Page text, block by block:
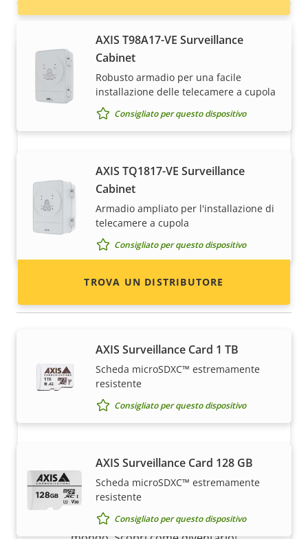
AXIS T98A17-VE Surveillance
Cabinet
Robusto armadio per una facile
installazione delle telecamere a cupola
Consigliato per questo dispositivo
AXIS TQ1817-VE Surveillance
Cabinet
Armadio ampliato per l'installazione di
telecamere a cupola
Consigliato per questo dispositivo
AXIS Surveillance Card 1 TB
Scheda microSDXC™ estremamente
resistente
Consigliato per questo dispositivo
AXIS Surveillance Card 128 GB
Scheda microSDXC™ estremamente
resistente
Consigliato per questo dispositivo
Desideri vendere i dispositivi Axis?
Sei interessato a diventare un rivenditore?
Trova le informazioni di contatto per i
distributori di dispositivi e sistemi Axis.
TROVA UN DISTRIBUTORE
Diventa partner
Sei un rivenditore, un distributore, un
installatore o un integratore di sistemi?
Abbiamo partner in quasi tutti i paesi del